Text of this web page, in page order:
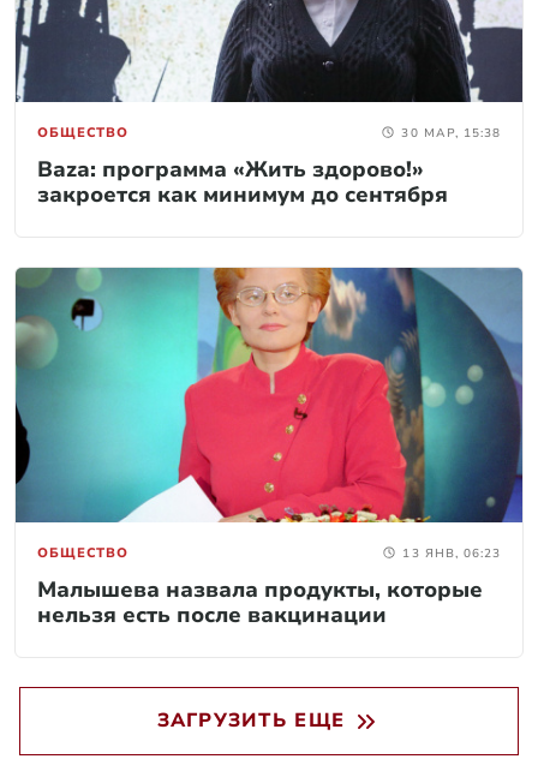
ОБЩЕСТВО 30 МАР, 15:38
Baza: программа «Жить здорово!»
закроется как минимум до сентября
ОБЩЕСТВО 13 ЯНВ, 06:23
Малышева назвала продукты, которые
нельзя есть после вакцинации
ЗАГРУЗИТЬ ЕЩЕ